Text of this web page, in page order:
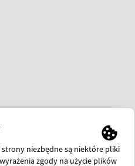
strony niezbędne są niektóre pliki
zgody na użycie plików